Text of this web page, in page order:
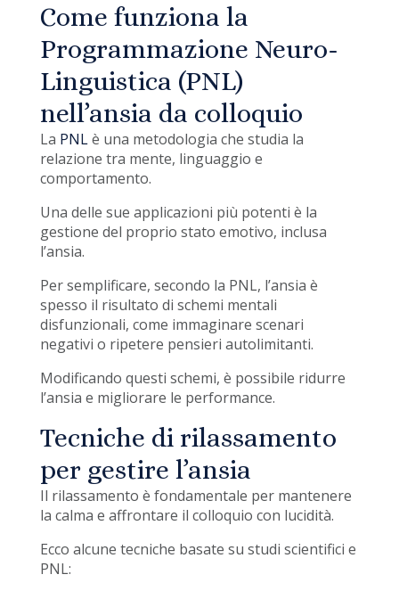
Come funziona la
Programmazione Neuro-
Linguistica (PNL)
nell’ansia da colloquio
La PNLè una metodologia che studia la
relazione tra mente, linguaggio e
comportamento.
Una delle sue applicazioni più potenti è la
gestione del proprio stato emotivo, inclusa
l’ansia.
Per semplificare, secondo la PNL, l’ansia è
spesso il risultato di schemi mentali
disfunzionali, come immaginare scenari
negativi o ripetere pensieri autolimitanti.
Modificando questi schemi, è possibile ridurre
l’ansia e migliorare le performance.
Tecniche di rilassamento
per gestire l’ansia
Il rilassamento è fondamentale per mantenere
la calma e affrontare il colloquio con lucidità.
Ecco alcune tecniche basate su studi scientifici e
PNL: